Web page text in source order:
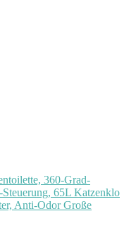
360-Grad-
65L Katzenklo
Anti-Odor Große